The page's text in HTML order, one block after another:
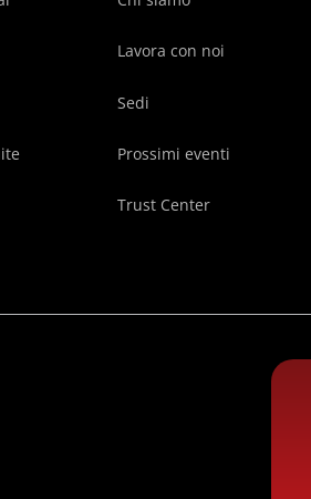
Lavora con noi
Sedi
Prossimi eventi
Trust Center